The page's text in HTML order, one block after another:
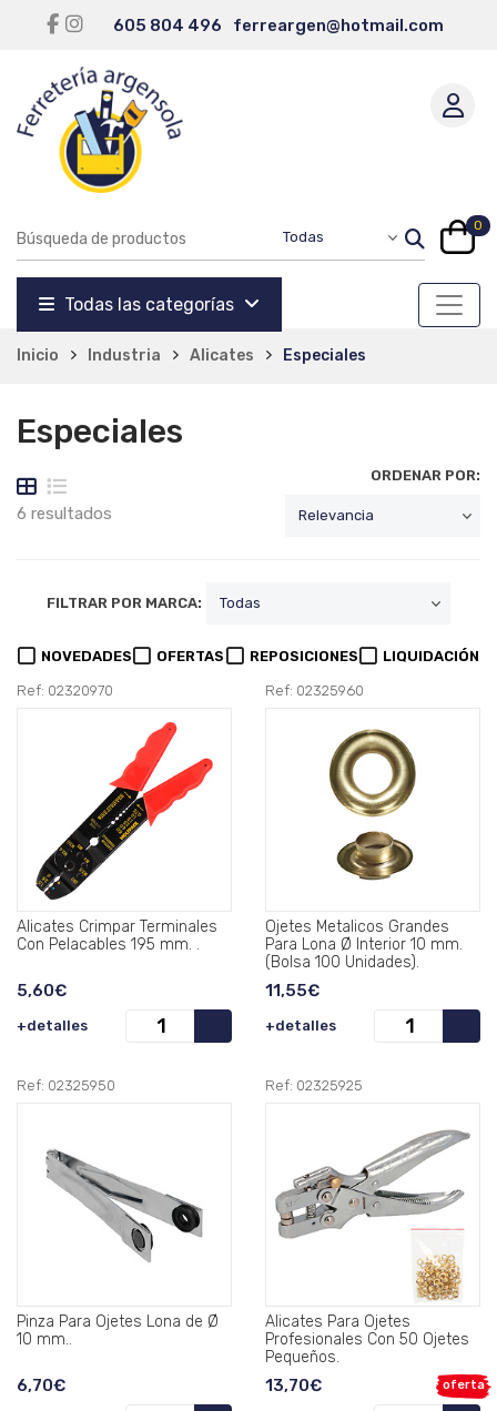
605 804 496 ferreargen@hotmail.com
0
Todas las categorías
Inicio Industria Alicates Especiales
Especiales
6 resultados
ORDENAR POR:
FILTRAR POR MARCA:
NOVEDADES OFERTAS REPOSICIONES LIQUIDACIÓN
Ref: 02320970
Alicates Crimpar Terminales
Con Pelacables 195 mm. .
5,60€
+detalles
Ref: 02325960
Ojetes Metalicos Grandes
Para Lona Ø Interior 10 mm.
(Bolsa 100 Unidades).
11,55€
+detalles
Ref: 02325950
Pinza Para Ojetes Lona de Ø
10 mm..
6,70€
Ref: 02325925
Alicates Para Ojetes
Profesionales Con 50 Ojetes
Pequeños.
oferta
13,70€